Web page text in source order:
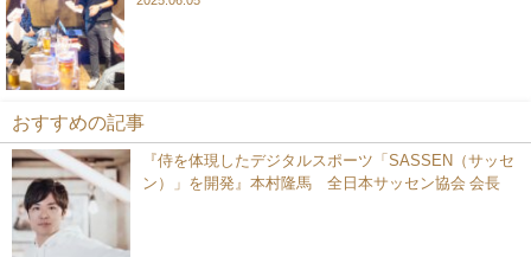
おすすめの記事
『侍を体現したデジタルスポーツ「SASSEN（サッセ
ン）」を開発』本村隆馬 全日本サッセン協会 会長